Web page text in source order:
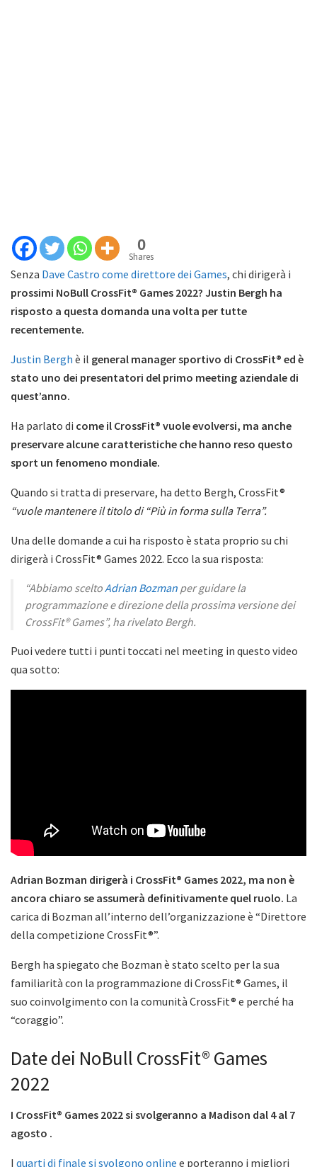
0
Shares
Senza Dave Castro come direttore dei Games, chi dirigerà i
prossimi NoBull CrossFit® Games 2022? Justin Bergh ha
risposto a questa domanda una volta per tutte
recentemente.
Justin Bergh è il general manager sportivo di CrossFit® ed è
stato uno dei presentatori del primo meeting aziendale di
quest’anno.
Ha parlato di come il CrossFit® vuole evolversi, ma anche
preservare alcune caratteristiche che hanno reso questo
sport un fenomeno mondiale.
Quando si tratta di preservare, ha detto Bergh, CrossFit®
“vuole mantenere il titolo di “Più in forma sulla Terra”.
Una delle domande a cui ha risposto è stata proprio su chi
dirigerà i CrossFit® Games 2022. Ecco la sua risposta:
“Abbiamo sceltoAdrian Bozman per guidare la
programmazione e direzione della prossima versione dei
CrossFit® Games”, ha rivelato Bergh.
Puoi vedere tutti i punti toccati nel meeting in questo video
qua sotto:
Adrian Bozman dirigerà i CrossFit® Games 2022, ma non è
ancora chiaro se assumerà definitivamente quel ruolo. La
carica di Bozman all’interno dell’organizzazione è “Direttore
della competizione CrossFit®”.
Bergh ha spiegato che Bozman è stato scelto per la sua
familiarità con la programmazione di CrossFit® Games, il
suo coinvolgimento con la comunità CrossFit® e perché ha
“coraggio”.
Date dei NoBull CrossFit® Games
2022
I CrossFit® Games 2022 si svolgeranno a Madison dal 4 al 7
agosto .
I quarti di finale si svolgono online e porteranno i migliori